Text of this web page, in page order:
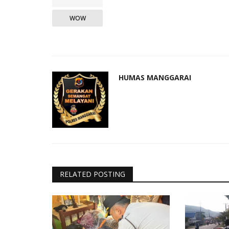
WOW
HUMAS MANGGARAI
RELATED POSTING